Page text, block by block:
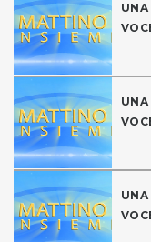
UNA
UNA
UNA